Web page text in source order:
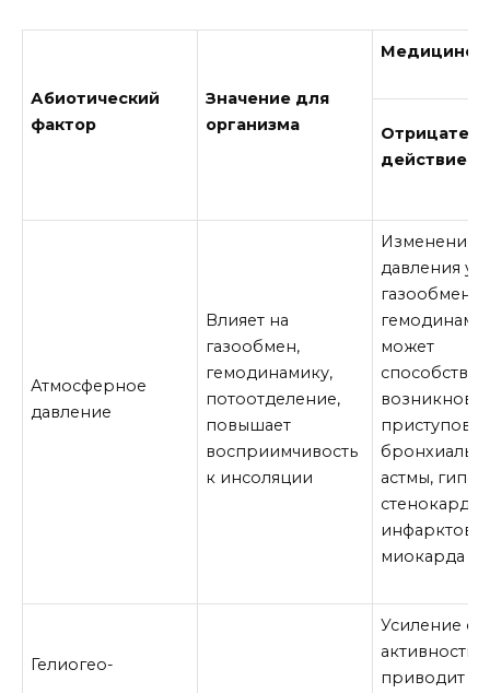
Абиотический
фактор
Значение для
организма
действие
Атмосферное
давление
Влияет на
газообмен,
гемодинамику,
потоотделение,
повышает
восприимчивость
к инсоляции
Изменение
давления
газообмен,
может
приступов
астмы,
инфарктов
миокарда
Гелиогео-
Усиление
активности
приводит к